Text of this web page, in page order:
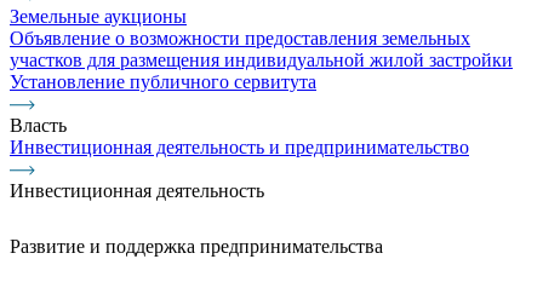
Земельные аукционы
Объявление о возможности предоставления земельных
участков для размещения индивидуальной жилой застройки
Установление публичного сервитута
Власть
Инвестиционная деятельность и предпринимательство
Инвестиционная деятельность
Развитие и поддержка предпринимательства